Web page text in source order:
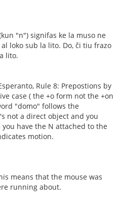
"n") signifas ke la muso ne
loko sub la lito. Do, ĉi tiu frazo
lito.
Rule 8: Prepostions by
case ( the +o form not the +on
"domo" follows the
not a direct object and you
have the N attached to the
motion.
means that the mouse was
running about.